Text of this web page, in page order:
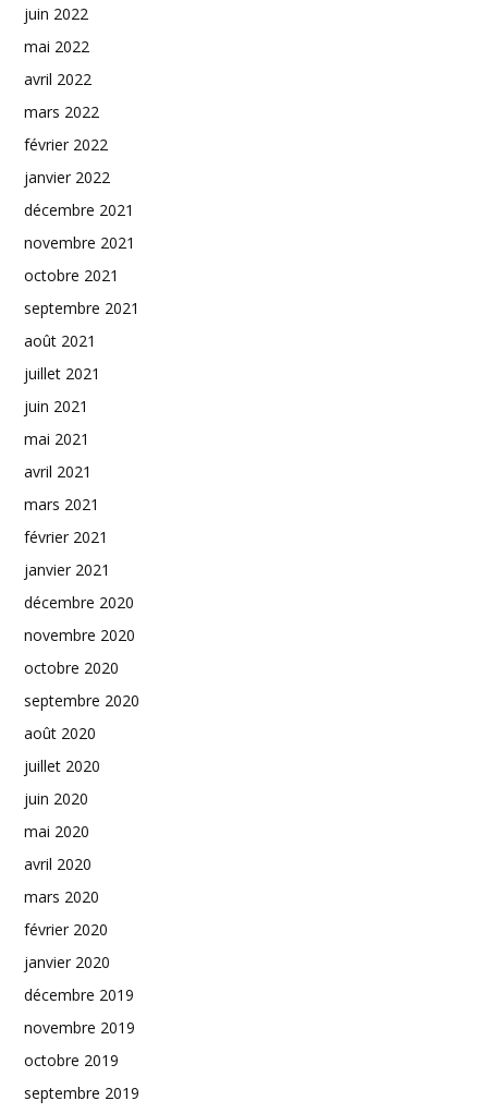
juin 2022
mai 2022
avril 2022
mars 2022
février 2022
janvier 2022
décembre 2021
novembre 2021
octobre 2021
septembre 2021
août 2021
juillet 2021
juin 2021
mai 2021
avril 2021
mars 2021
février 2021
janvier 2021
décembre 2020
novembre 2020
octobre 2020
septembre 2020
août 2020
juillet 2020
juin 2020
mai 2020
avril 2020
mars 2020
février 2020
janvier 2020
décembre 2019
novembre 2019
octobre 2019
septembre 2019